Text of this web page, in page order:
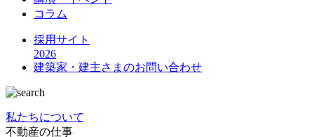
コラム
採用サイト
2026
建築家・建主さまのお問い合わせ
私たちについて
不動産の仕事